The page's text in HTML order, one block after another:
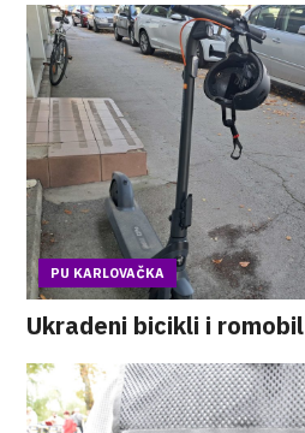
PU KARLOVAČKA
Ukradeni bicikli i romobil